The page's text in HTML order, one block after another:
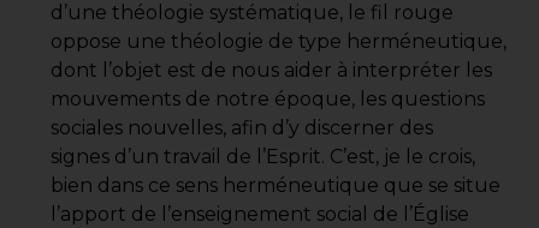
d’une théologie systématique, le fil rouge
oppose une théologie de type herméneutique,
dont l’objet est de nous aider à interpréter les
mouvements de notre époque, les questions
sociales nouvelles, afin d’y discerner des
signes d’un travail de l’Esprit. C’est, je le crois,
bien dans ce sens herméneutique que se situe
l’apport de l’enseignement social de l’Église